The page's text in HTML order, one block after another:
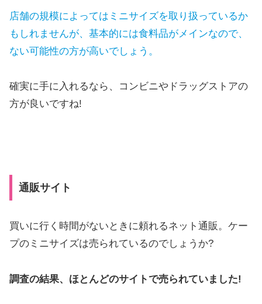
店舗の規模によってはミニサイズを取り扱っているか
もしれませんが、基本的には食料品がメインなので、
ない可能性の方が高いでしょう。
確実に手に入れるなら、コンビニやドラッグストアの
方が良いですね!
通販サイト
買いに行く時間がないときに頼れるネット通販。ケー
プのミニサイズは売られているのでしょうか?
調査の結果、ほとんどのサイトで売られていました!